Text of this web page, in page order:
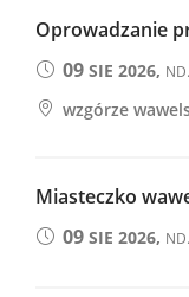
Oprowadzanie
09SIE 2026, ND.
wzgórze
Miasteczko
09SIE 2026, ND.